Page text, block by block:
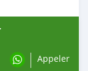
Appeler